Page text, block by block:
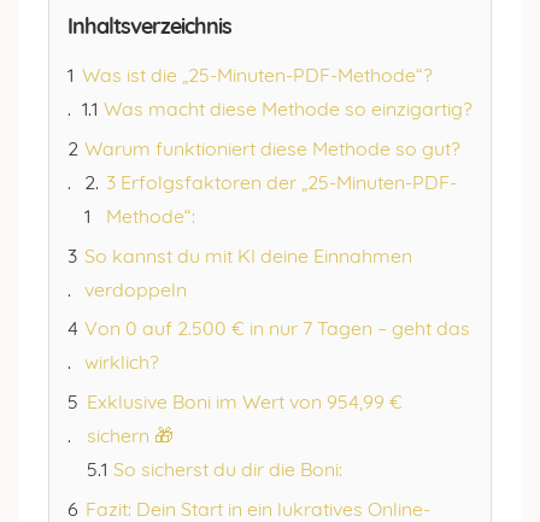
Inhaltsverzeichnis
Was ist die „25-Minuten-PDF-Methode“?
Was macht diese Methode so einzigartig?
Warum funktioniert diese Methode so gut?
3 Erfolgsfaktoren der „25-Minuten-PDF-
Methode“:
So kannst du mit KI deine Einnahmen
verdoppeln
Von 0 auf 2.500 € in nur 7 Tagen – geht das
wirklich?
Exklusive Boni im Wert von 954,99 €
sichern 🎁
So sicherst du dir die Boni:
Fazit: Dein Start in ein lukratives Online-